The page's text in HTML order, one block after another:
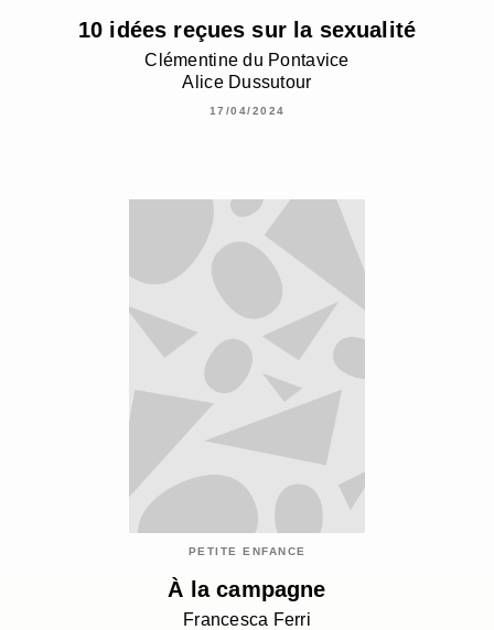
10 idées reçues sur la sexualité
Clémentine du Pontavice
Alice Dussutour
17/04/2024
PETITE ENFANCE
À la campagne
Francesca Ferri